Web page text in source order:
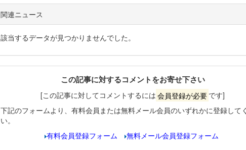
関連ニュース
該当するデータが見つかりませんでした。
この記事に対するコメントをお寄せ下さい
[この記事に対してコメントするには 会員登録が必要 です]
下記のフォームより、有料会員または無料メール会員のいずれかに登録して
い。
有料会員登録フォーム
無料メール会員登録フォーム